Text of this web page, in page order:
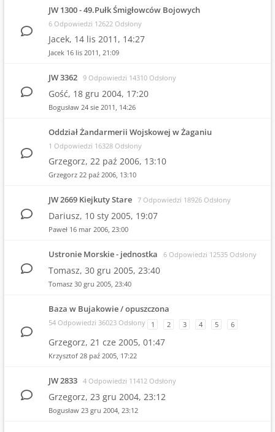
JW 1300 - 49.Pułk Śmigłowców Bojowych
6 Odpowiedzi 12622 Odsłony
Jacek, 14 lis 2011, 14:27
Jacek 16 lis 2011, 21:09
JW 3362 9 Odpowiedzi 14310 Odsłony
Gość, 18 gru 2004, 17:20
Bogusław 24 sie 2011, 14:26
Oddział Żandarmerii Wojskowej w Żaganiu
1 Odpowiedzi 16328 Odsłony
Grzegorz, 22 paź 2006, 13:10
Grzegorz 22 paź 2006, 13:10
JW 2669 Kiejkuty Stare 7 Odpowiedzi 18926 Odsłony
Dariusz, 10 sty 2005, 19:07
Paweł 16 mar 2006, 23:00
Ustronie Morskie - jednostka 6 Odpowiedzi 12535 Odsłony
Tomasz, 30 gru 2005, 23:40
Tomasz 30 gru 2005, 23:40
Baza w Bujakowie / opuszczona
54 Odpowiedzi 36023 Odsłony 1 2 3 4 5 6
Grzegorz, 21 cze 2005, 01:47
Krzysztof 28 paź 2005, 17:22
JW 2833 4 Odpowiedzi 11412 Odsłony
Grzegorz, 23 gru 2004, 23:12
Bogusław 23 gru 2004, 23:12